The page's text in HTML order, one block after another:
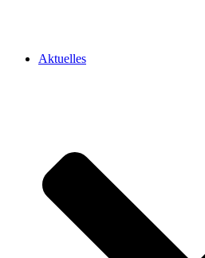
Aktuelles